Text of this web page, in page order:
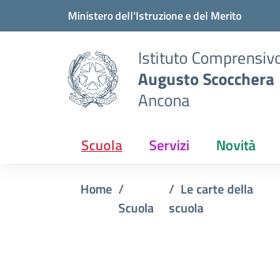
Vai ai contenuti
Vai al menu di navigazioneMinistero dell'Istruzione e del Merito
Istituto
Augusto Scocchera
Ancona
Scuola Servizi Novità
Home
Scuola
Le carte della
scuola